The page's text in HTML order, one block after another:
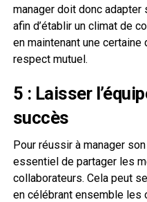
manager doit donc adapter
afin d’établir un climat de
en maintenant une
respect mutuel.
5 : Laisser
succès
Pour réussir à manager
essentiel de partager les
collaborateurs. Cela peut
en célébrant ensemble